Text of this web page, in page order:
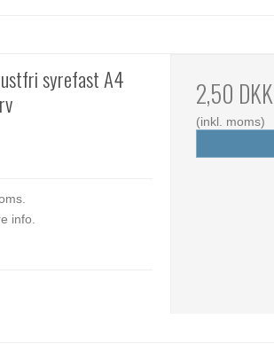
syrefast A4
info.
2,50 DKK
(inkl. moms)